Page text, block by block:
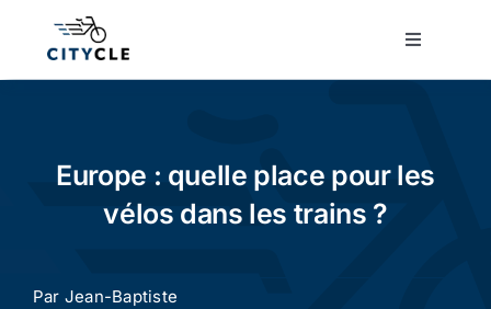
Toggle
Cyclisme urbain
Europe : quelle place pour les
vélos dans les trains ?
Par Jean-Baptiste